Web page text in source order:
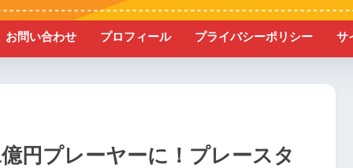
お問い合わせ プロフィール プライバシーポリシー サ
円プレーヤーに！プレースタ